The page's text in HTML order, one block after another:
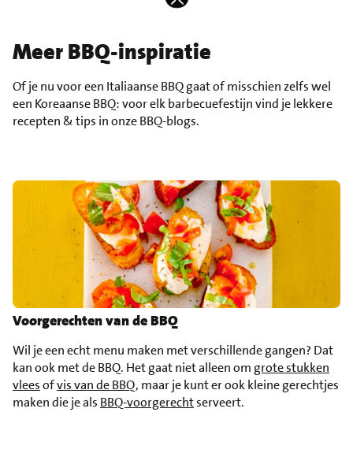
Meer BBQ-inspiratie
Of je nu voor een Italiaanse BBQ gaat of misschien zelfs wel
een Koreaanse BBQ: voor elk barbecuefestijn vind je lekkere
recepten & tips in onze BBQ-blogs.
Voorgerechten van de BBQ
Wil je een echt menu maken met verschillende gangen? Dat
kan ook met de BBQ. Het gaat niet alleen om grote stukken
vleesofvis van de BBQ, maar je kunt er ook kleine gerechtjes
maken die je als BBQ-voorgerechtserveert.